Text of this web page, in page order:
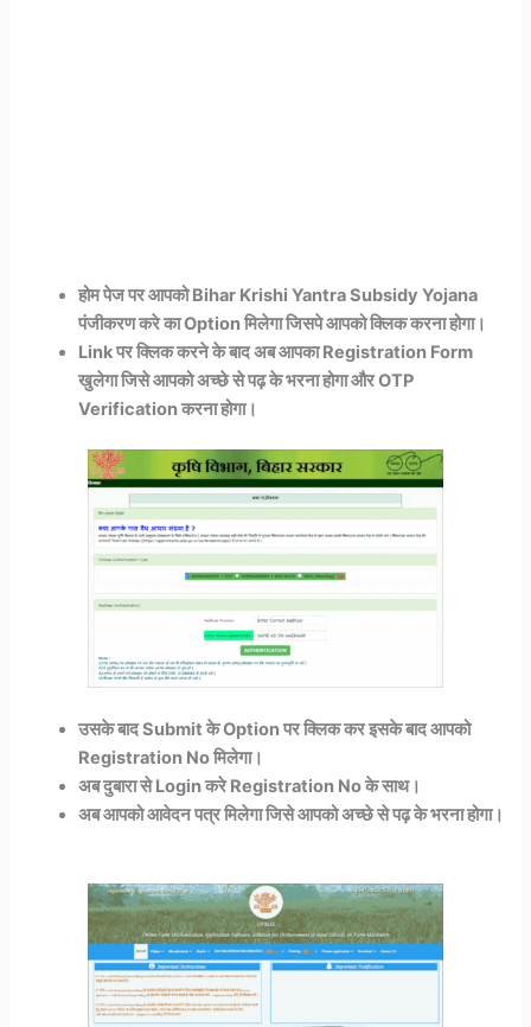
होम पेज पर आपकोBihar Krishi Yantra Subsidy Yojana
पंजीकरण करे का Option मिलेगा जिसपे आपको क्लिक करना होगा।
Link पर क्लिक करने के बाद अब आपका Registration Form
खुलेगा जिसे आपको अच्छे से पढ़ के भरना होगा और OTP
Verification करना होगा।
उसके बाद Submit के Option पर क्लिक कर इसके बाद आपको
Registration No मिलेगा।
अब दुबारा से Login करे Registration No के साथ।
अब आपको आवेदन पत्र मिलेगा जिसे आपको अच्छे से पढ़ के भरना होगा।